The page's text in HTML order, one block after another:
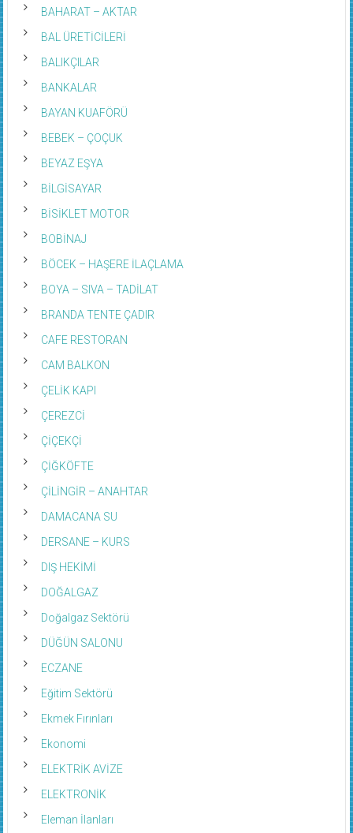
BAHARAT – AKTAR
BAL ÜRETİCİLERİ
BALIKÇILAR
BANKALAR
BAYAN KUAFÖRÜ
BEBEK – ÇOÇUK
BEYAZ EŞYA
BİLGİSAYAR
BİSİKLET MOTOR
BOBİNAJ
BÖCEK – HAŞERE İLAÇLAMA
BOYA – SIVA – TADİLAT
BRANDA TENTE ÇADIR
CAFE RESTORAN
CAM BALKON
ÇELİK KAPI
ÇEREZCİ
ÇİÇEKÇİ
ÇİĞKÖFTE
ÇİLİNGİR – ANAHTAR
DAMACANA SU
DERSANE – KURS
DIŞ HEKİMİ
DOĞALGAZ
Doğalgaz Sektörü
DÜĞÜN SALONU
ECZANE
Eğitim Sektörü
Ekmek Fırınları
Ekonomi
ELEKTRİK AVİZE
ELEKTRONİK
Eleman İlanları